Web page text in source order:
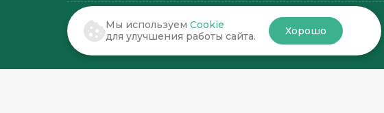
© 2022-2026 . По соседству
Мы используем Cookie
для улучшения работы сайта.
Хорошо